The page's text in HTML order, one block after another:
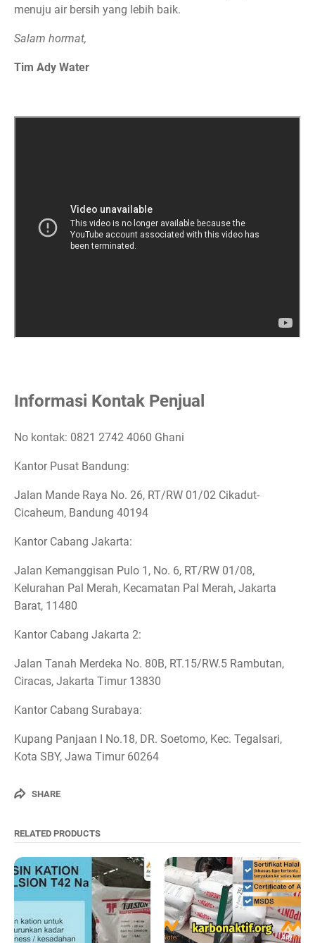
menuju air bersih yang lebih baik.
Salam hormat,
Tim Ady Water
Informasi Kontak Penjual
No kontak: 0821 2742 4060 Ghani
Kantor Pusat Bandung:
Jalan Mande Raya No. 26, RT/RW 01/02 Cikadut-
Cicaheum, Bandung 40194
Kantor Cabang Jakarta:
Jalan Kemanggisan Pulo 1, No. 6, RT/RW 01/08,
Kelurahan Pal Merah, Kecamatan Pal Merah, Jakarta
Barat, 11480
Kantor Cabang Jakarta 2:
Jalan Tanah Merdeka No. 80B, RT.15/RW.5 Rambutan,
Ciracas, Jakarta Timur 13830
Kantor Cabang Surabaya:
Kupang Panjaan I No.18, DR. Soetomo, Kec. Tegalsari,
Kota SBY, Jawa Timur 60264
SHARE
RELATED PRODUCTS